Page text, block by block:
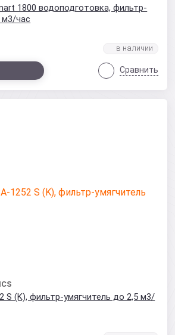
1800 водоподготовка, фильтр-
м3/час
Сравнить
S (K), фильтр-умягчитель до 2,5 м3/